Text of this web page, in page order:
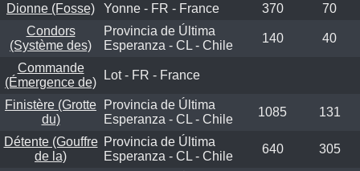
Dionne (Fosse) Yonne - FR - France 370
70
Condors
(Système des)
Provincia de Última
Esperanza - CL - Chile
140 40
Commande
(Émergence de)
Lot - FR - France
Finistère (Grotte
du)
Provincia de Última
Esperanza - CL - Chile
1085 131
Détente (Gouffre
de la)
Provincia de Última
Esperanza - CL - Chile
640 305